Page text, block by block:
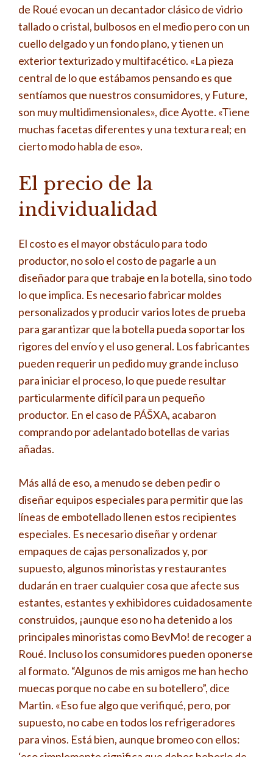
de Roué evocan un decantador clásico de vidrio
tallado o cristal, bulbosos en el medio pero con un
cuello delgado y un fondo plano, y tienen un
exterior texturizado y multifacético. «La pieza
central de lo que estábamos pensando es que
sentíamos que nuestros consumidores, y Future,
son muy multidimensionales», dice Ayotte. «Tiene
muchas facetas diferentes y una textura real; en
cierto modo habla de eso».
El precio de la
individualidad
El costo es el mayor obstáculo para todo
productor, no solo el costo de pagarle a un
diseñador para que trabaje en la botella, sino todo
lo que implica. Es necesario fabricar moldes
personalizados y producir varios lotes de prueba
para garantizar que la botella pueda soportar los
rigores del envío y el uso general. Los fabricantes
pueden requerir un pedido muy grande incluso
para iniciar el proceso, lo que puede resultar
particularmente difícil para un pequeño
productor. En el caso de PÁŠXA, acabaron
comprando por adelantado botellas de varias
añadas.
Más allá de eso, a menudo se deben pedir o
diseñar equipos especiales para permitir que las
líneas de embotellado llenen estos recipientes
especiales. Es necesario diseñar y ordenar
empaques de cajas personalizados y, por
supuesto, algunos minoristas y restaurantes
dudarán en traer cualquier cosa que afecte sus
estantes, estantes y exhibidores cuidadosamente
construidos, ¡aunque eso no ha detenido a los
principales minoristas como BevMo! de recoger a
Roué. Incluso los consumidores pueden oponerse
al formato. “Algunos de mis amigos me han hecho
muecas porque no cabe en su botellero”, dice
Martin. «Eso fue algo que verifiqué, pero, por
supuesto, no cabe en todos los refrigeradores
para vinos. Está bien, aunque bromeo con ellos: